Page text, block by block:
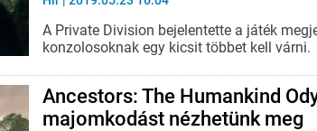
A Private Division bejelentette a játék
konzolosoknak egy kicsit többet kell várni.
Ancestors: The Humankind
majomkodást nézhetünk meg